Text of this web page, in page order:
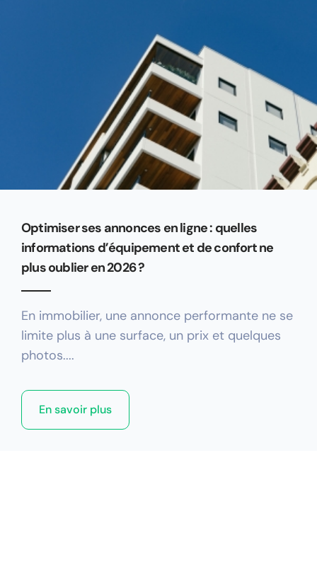
Optimiser ses annonces en ligne : quelles
informations d’équipement et de confort ne
plus oublier en 2026 ?
En immobilier, une annonce performante ne se
limite plus à une surface, un prix et quelques
photos....
En savoir plus